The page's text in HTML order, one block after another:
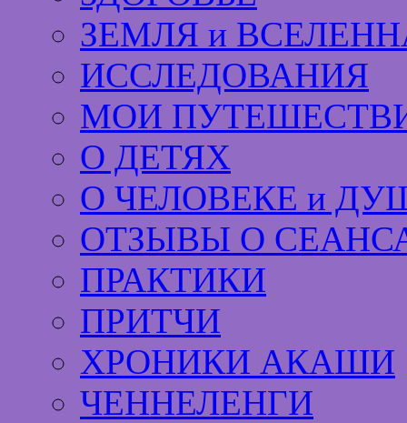
ЗЕМЛЯ и
ИССЛЕДОВАНИЯ
МОИ
О ДЕТЯХ
О ЧЕЛОВЕКЕ и
ОТЗЫВЫ О
ПРАКТИКИ
ПРИТЧИ
ХРОНИКИ АКАШИ
ЧЕННЕЛЕНГИ